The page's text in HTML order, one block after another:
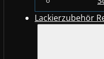
Lackierzubehör